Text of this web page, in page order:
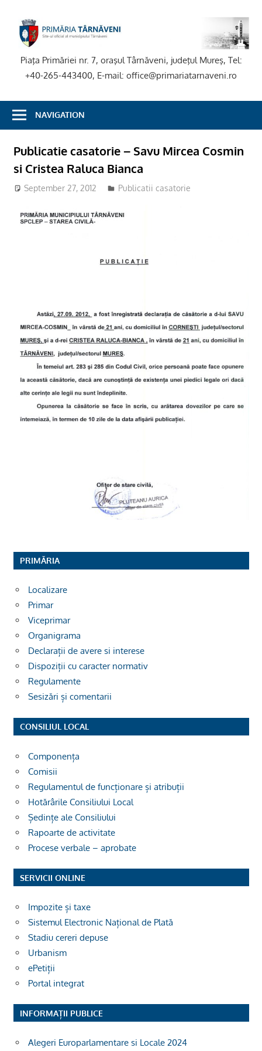
content
Piaţa Primăriei nr. 7, oraşul Târnăveni, judeţul Mureş, Tel:
+40-265-443400, E-mail: office@primariatarnaveni.ro
NAVIGATION
Publicatie casatorie – Savu Mircea Cosmin
si Cristea Raluca Bianca
September 27, 2012 Publicatii casatorie
PRIMĂRIA
Localizare
Primar
Viceprimar
Organigrama
Declarații de avere si interese
Dispoziții cu caracter normativ
Regulamente
Sesizări și comentarii
CONSILIUL LOCAL
Componența
Comisii
Regulamentul de funcționare și atribuții
Hotărârile Consiliului Local
Ședințe ale Consiliului
Rapoarte de activitate
Procese verbale – aprobate
SERVICII ONLINE
Impozite și taxe
Sistemul Electronic Național de Plată
Stadiu cereri depuse
Urbanism
ePetiții
Portal integrat
INFORMAȚII PUBLICE
Alegeri Europarlamentare si Locale 2024